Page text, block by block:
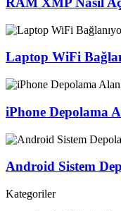
Laptop WiFi
iPhone Depolama
Android Sistem
Kategoriler